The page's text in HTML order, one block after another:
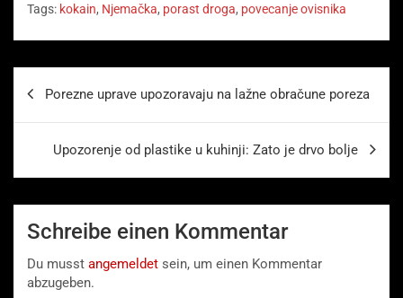
Tags: kokain, Njemačka, porast droga, povecanje ovisnika
Porezne uprave upozoravaju na lažne obračune poreza
Upozorenje od plastike u kuhinji: Zato je drvo bolje
Schreibe einen Kommentar
Du musst angemeldet sein, um einen Kommentar
abzugeben.